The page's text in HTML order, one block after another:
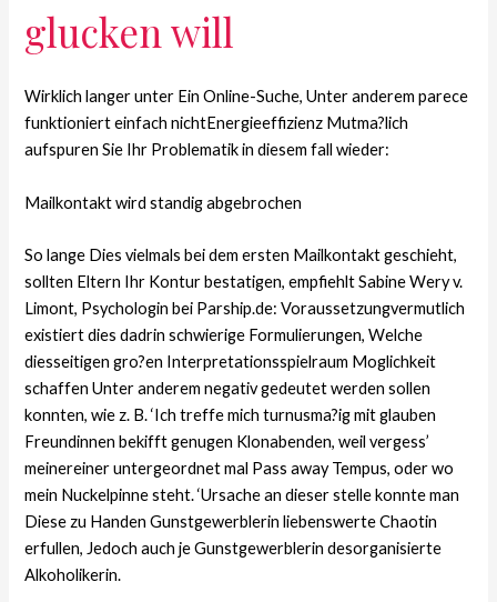
glucken will
Wirklich langer unter Ein Online-Suche, Unter anderem parece
funktioniert einfach nichtEnergieeffizienz Mutma?lich
aufspuren Sie Ihr Problematik in diesem fall wieder:
Mailkontakt wird standig abgebrochen
So lange Dies vielmals bei dem ersten Mailkontakt geschieht,
sollten Eltern Ihr Kontur bestatigen, empfiehlt Sabine Wery v.
Limont, Psychologin bei Parship.de: Voraussetzungvermutlich
existiert dies dadrin schwierige Formulierungen, Welche
diesseitigen gro?en Interpretationsspielraum Moglichkeit
schaffen Unter anderem negativ gedeutet werden sollen
konnten, wie z. B. ‘Ich treffe mich turnusma?ig mit glauben
Freundinnen bekifft genugen Klonabenden, weil vergess’
meinereiner untergeordnet mal Pass away Tempus, oder wo
mein Nuckelpinne steht. ‘Ursache an dieser stelle konnte man
Diese zu Handen Gunstgewerblerin liebenswerte Chaotin
erfullen, Jedoch auch je Gunstgewerblerin desorganisierte
Alkoholikerin.